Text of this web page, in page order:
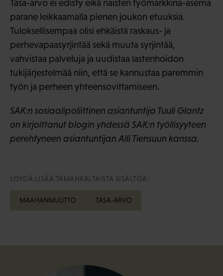
Tasa-arvo ei edisty eikä naisten työmarkkina-asema
parane leikkaamalla pienen joukon etuuksia.
Tuloksellisempaa olisi ehkäistä raskaus- ja
perhevapaasyrjintää sekä muuta syrjintää,
vahvistaa palveluja ja uudistaa lastenhoidon
tukijärjestelmää niin, että se kannustaa paremmin
työn ja perheen yhteensovittamiseen.
SAK:n sosiaalipoliittinen asiantuntija Tuuli Glantz
on kirjoittanut blogin yhdessä SAK:n työllisyyteen
perehtyneen asiantuntijan Alli Tiensuun kanssa.
LÖYDÄ LISÄÄ TÄMÄNKALTAISTA SISÄLTÖÄ:
MAAHANMUUTTO TASA-ARVO